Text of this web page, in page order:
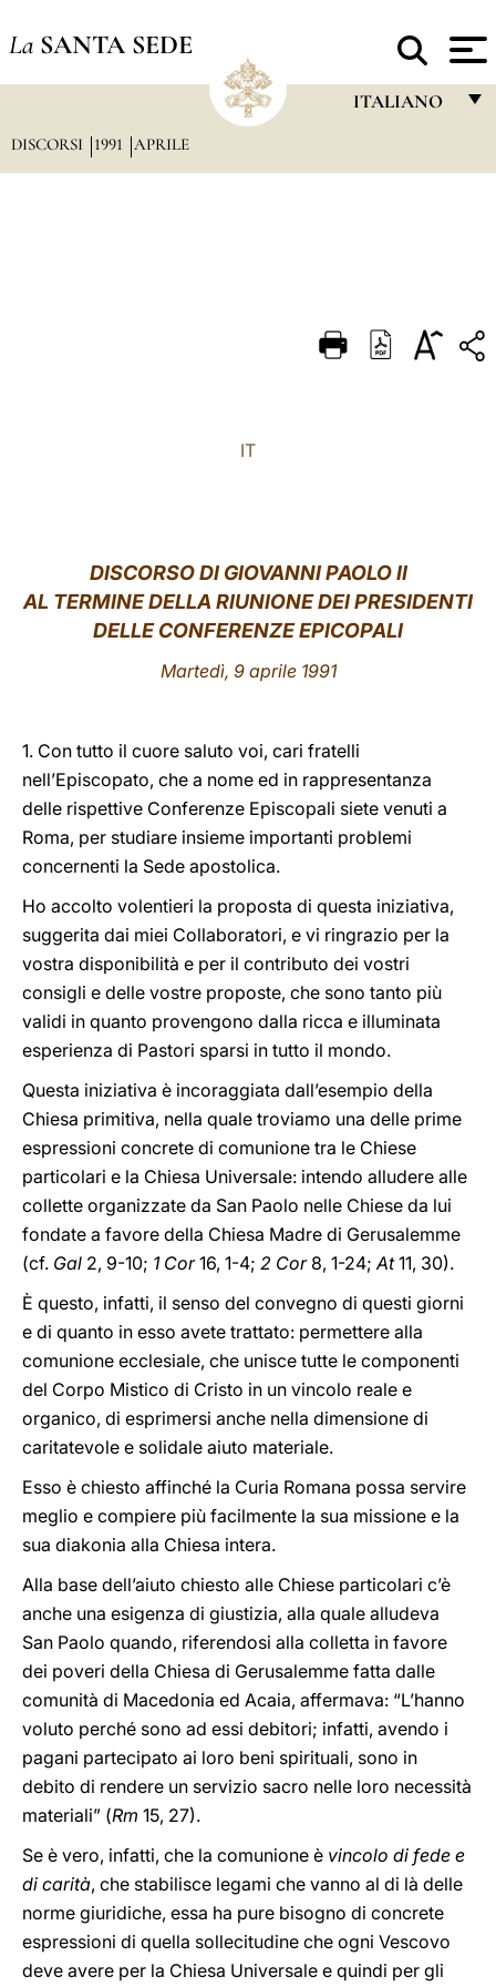
La SANTA SEDE
ITALIANO
DEUTSCH
DISCORSI 1991 APRILE
IT
DISCORSO DI GIOVANNI PAOLO II
AL TERMINE DELLA RIUNIONE DEI PRESIDENTI
DELLE CONFERENZE EPICOPALI
Martedì, 9 aprile 1991
1. Con tutto il cuore saluto voi, cari fratelli
nell’Episcopato, che a nome ed in rappresentanza
delle rispettive Conferenze Episcopali siete venuti a
Roma, per studiare insieme importanti problemi
concernenti la Sede apostolica.
Ho accolto volentieri la proposta di questa iniziativa,
suggerita dai miei Collaboratori, e vi ringrazio per la
vostra disponibilità e per il contributo dei vostri
consigli e delle vostre proposte, che sono tanto più
validi in quanto provengono dalla ricca e illuminata
esperienza di Pastori sparsi in tutto il mondo.
Questa iniziativa è incoraggiata dall’esempio della
Chiesa primitiva, nella quale troviamo una delle prime
espressioni concrete di comunione tra le Chiese
particolari e la Chiesa Universale: intendo alludere alle
collette organizzate da San Paolo nelle Chiese da lui
fondate a favore della Chiesa Madre di Gerusalemme
(cf. Gal 2, 9-10; 1 Cor16, 1-4; 2 Cor8, 1-24;At11, 30).
È questo, infatti, il senso del convegno di questi giorni
e di quanto in esso avete trattato: permettere alla
comunione ecclesiale, che unisce tutte le componenti
del Corpo Mistico di Cristo in un vincolo reale e
organico, di esprimersi anche nella dimensione di
caritatevole e solidale aiuto materiale.
Esso è chiesto affinché la Curia Romana possa servire
meglio e compiere più facilmente la sua missione e la
sua diakonia alla Chiesa intera.
Alla base dell’aiuto chiesto alle Chiese particolari c’è
anche una esigenza di giustizia, alla quale alludeva
San Paolo quando, riferendosi alla colletta in favore
dei poveri della Chiesa di Gerusalemme fatta dalle
comunità di Macedonia ed Acaia, affermava: “L’hanno
voluto perché sono ad essi debitori; infatti, avendo i
pagani partecipato ai loro beni spirituali, sono in
debito di rendere un servizio sacro nelle loro necessità
materiali” (Rm 15, 27).
Se è vero, infatti, che la comunione è vincolo di fede e
di carità, che stabilisce legami che vanno al di là delle
norme giuridiche, essa ha pure bisogno di concrete
espressioni di quella sollecitudine che ogni Vescovo
deve avere per la Chiesa Universale e quindi per gli